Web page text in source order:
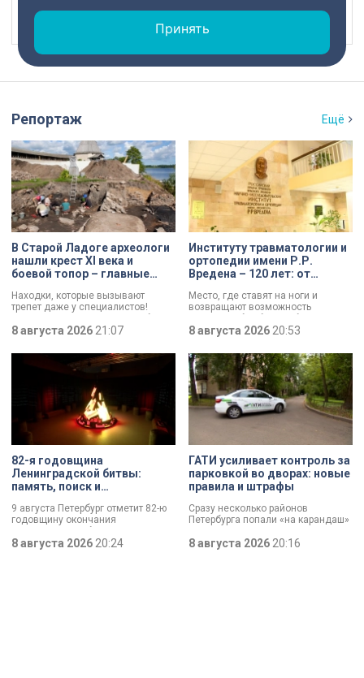
Наш канал в
Репортаж Ещё
В Старой Ладоге археологи
нашли крест XI века и
боевой топор – главные
Находки, которые вызывают
трепет даже у специалистов!
тысячи лет и боевой топор – вот
экспедиции в Старой Ладоге в
8 августа 202621:07
Институту травматологии и
ортопедии имени Р.Р.
Вредена – 120 лет: от
до передового
медицинского центра
Место, где ставят на ноги и
возвращают возможность
отмечает Институт травматологии
8 августа 202620:53
82-я годовщина
Ленинградской битвы:
память, поиск и
9 августа Петербург отметит 82-ю
годовщину окончания
воинской славы, который был
8 августа 202620:24
ГАТИ усиливает контроль за
парковкой во дворах: новые
правила и штрафы
Сразу несколько районов
Петербурга попали «на карандаш»
парковкой во дворах. За два
8 августа 202620:16
Принять